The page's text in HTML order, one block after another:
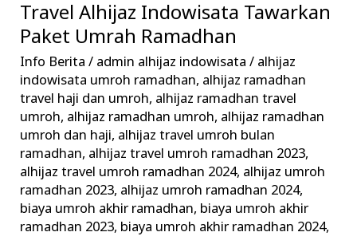
Travel Alhijaz Indowisata Tawarkan
Paket Umrah Ramadhan
Info Berita / admin alhijaz indowisata/ alhijaz
indowisata umroh ramadhan, alhijaz ramadhan
travel haji dan umroh, alhijaz ramadhan travel
umroh, alhijaz ramadhan umroh, alhijaz ramadhan
umroh dan haji, alhijaz travel umroh bulan
ramadhan, alhijaz travel umroh ramadhan 2023,
alhijaz travel umroh ramadhan 2024, alhijaz umroh
ramadhan 2023, alhijaz umroh ramadhan 2024,
biaya umroh akhir ramadhan, biaya umroh akhir
ramadhan 2023, biaya umroh akhir ramadhan 2024,
Travel
Alhijaz
Indowisata
Tawarkan
Paket
Umrah
Ramadhan